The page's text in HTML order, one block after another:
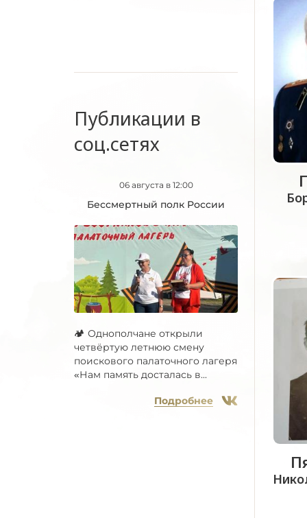
Публикации в
соц.сетях
06 августа в 12:00
Бессмертный полк России
🏕 Однополчане открыли
четвёртую летнюю смену
поискового палаточного лагеря
«Нам память досталась в...
Подробнее